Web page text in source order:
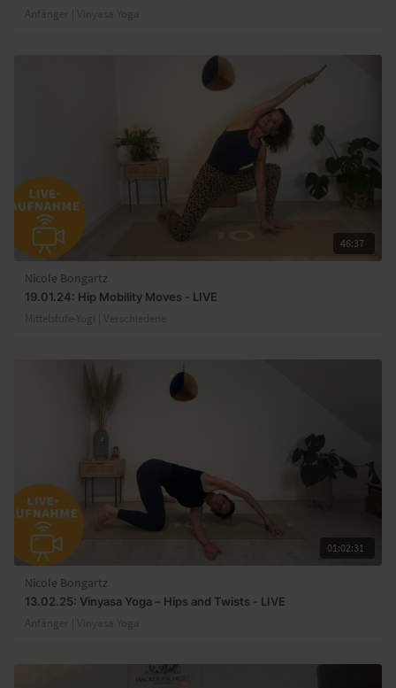
Anfänger | Vinyasa Yoga
46:37
Nicole Bongartz
19.01.24: Hip Mobility Moves - LIVE
Mittelstufe-Yogi | Verschiedene
01:02:31
Nicole Bongartz
13.02.25: Vinyasa Yoga – Hips and Twists - LIVE
Anfänger | Vinyasa Yoga